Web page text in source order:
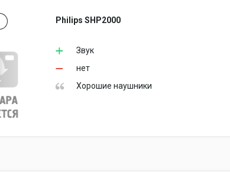
Philips SHP2000
Звук
нет
Хорошие наушники